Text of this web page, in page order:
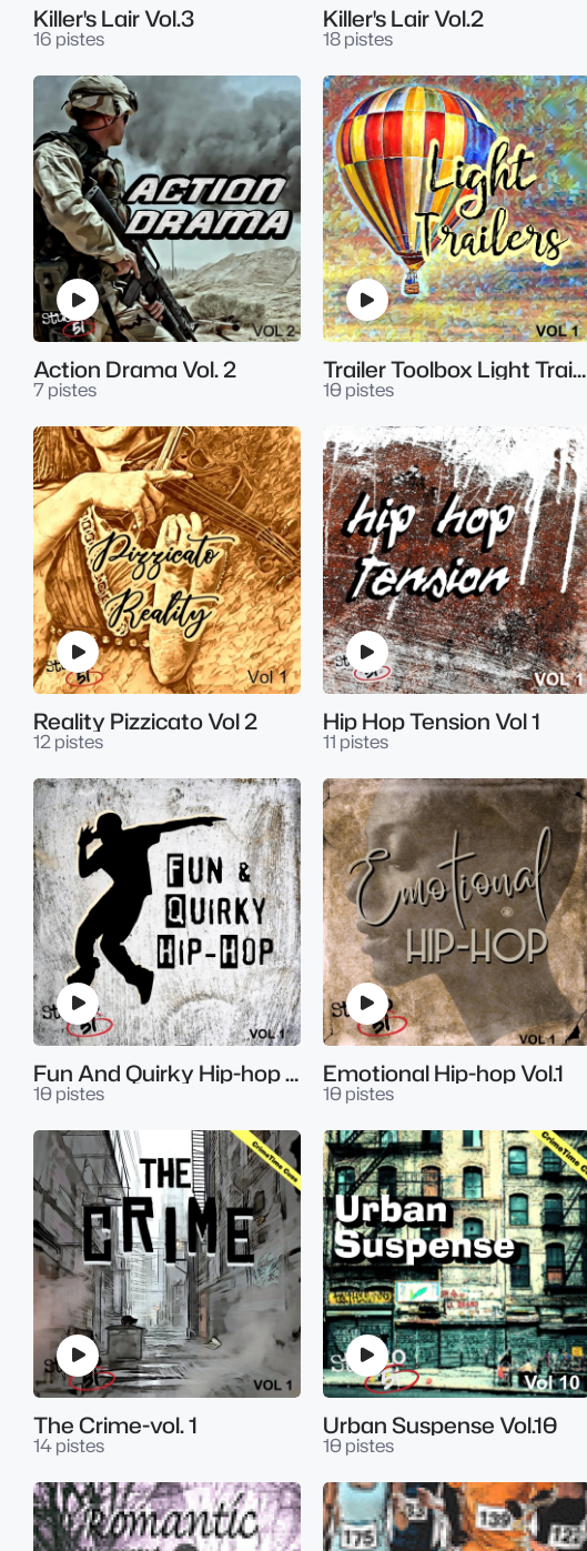
Killer's Lair Vol.3
16 pistes
Killer's Lair Vol.2
18 pistes
Action Drama Vol. 2
7 pistes
Trailer Toolbox Light Trailers V1
10 pistes
Reality Pizzicato Vol 2
12 pistes
Hip Hop Tension Vol 1
11 pistes
Fun And Quirky Hip-hop Vol.1
10 pistes
Emotional Hip-hop Vol.1
10 pistes
The Crime-vol. 1
14 pistes
Urban Suspense Vol.10
10 pistes